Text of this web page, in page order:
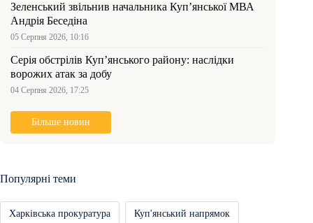
Зеленський звільнив начальника Купʼянської МВА
Андрія Беседіна
05 Серпня 2026, 10:16
Серія обстрілів Куп’янського району: наслідки
ворожих атак за добу
04 Серпня 2026, 17:25
Більше новин
Популярні теми
Харківська прокуратура Куп'янський напрямок